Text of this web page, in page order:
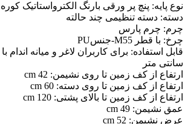
نوع پایه: پنچ پر ورقی بارنگ الکترواستاتیک
دسته: دسته تنظیمی چند حالته
چرم: چرم پارس
چرخ: با قطر M55-جنسPU
سانتی متر
ارتفاع از کف زمین تا روی نشیمن: 42 cm
ارتفاع از کف زمین تا روی دسته: 60 cm
ارتفاع از کف زمین تا بالای پشتی: 120 cm
عمق نشیمن: 49 cm
عرض نشیمن: 52 cm